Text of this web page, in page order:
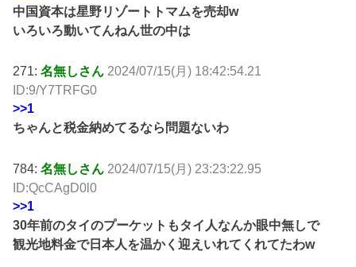
中国資本は星野リゾートトマムを売却w
いろいろ動いてんねん世の中は
271:名無しさん 2024/07/15(月) 18:42:54.21
ID:9/Y7TRFG0
>>1
ちゃんと税金納めてるなら問題ないわ
784:名無しさん 2024/07/15(月) 23:23:22.95
ID:QcCAgD0l0
>>1
30年前のタイのプーケットもタイ人なんか眼中無しで
観光地料金で日本人を温かく迎えいれてくれてたわw